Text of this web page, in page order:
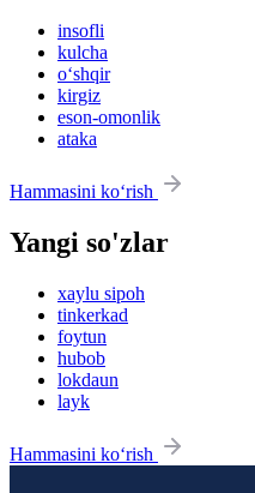
insofli
kulcha
o‘shqir
kirgiz
eson-omonlik
ataka
Hammasini ko‘rish
Yangi so'zlar
xaylu sipoh
tinkerkad
foytun
hubob
lokdaun
layk
Hammasini ko‘rish